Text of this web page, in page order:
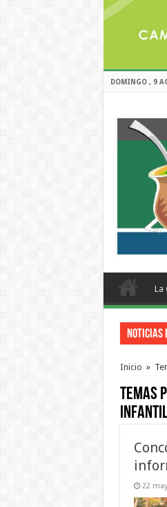
DOMINGO , 9
La
Noticias
Inicio »
Temas
22